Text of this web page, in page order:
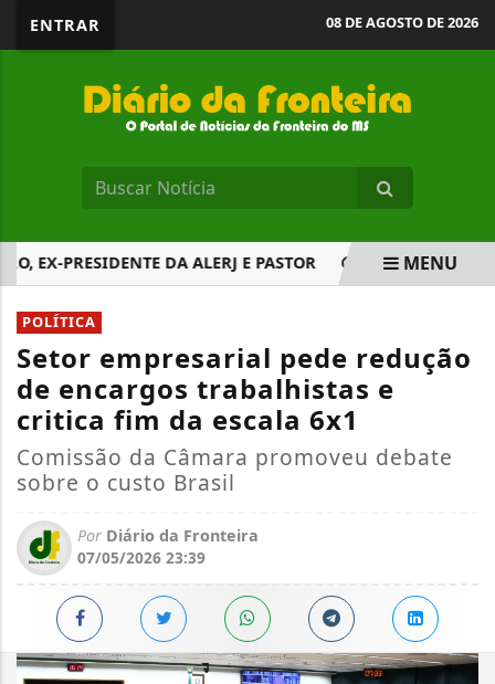
ENTRAR 08 DE AGOSTO DE 2026
PRESIDENTE DA ALERJ E PASTOR ELEIÇÕES 2026:
EM ALTA
MENU
POLÍTICA
Setor empresarial pede redução
de encargos trabalhistas e
critica fim da escala 6x1
Comissão da Câmara promoveu debate
sobre o custo Brasil
Por Diário da Fronteira
07/05/2026 23:39